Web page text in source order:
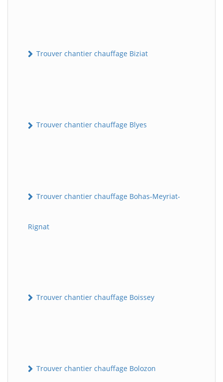
Trouver chantier chauffage Biziat
Trouver chantier chauffage Blyes
Trouver chantier chauffage Bohas-Meyriat-
Rignat
Trouver chantier chauffage Boissey
Trouver chantier chauffage Bolozon